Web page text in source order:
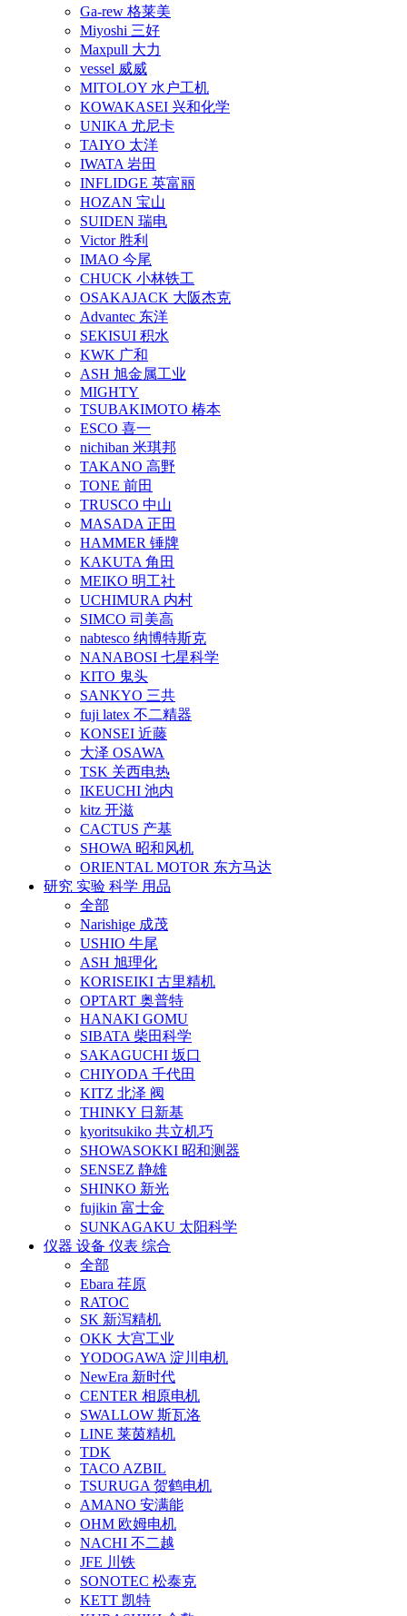
Ga-rew 格莱美
Miyoshi 三好
Maxpull 大力
vessel 威威
MITOLOY 水户工机
KOWAKASEI 兴和化学
UNIKA 尤尼卡
TAIYO 太洋
IWATA 岩田
INFLIDGE 英富丽
HOZAN 宝山
SUIDEN 瑞电
Victor 胜利
IMAO 今尾
CHUCK 小林铁工
OSAKAJACK 大阪杰克
Advantec 东洋
SEKISUI 积水
KWK 广和
ASH 旭金属工业
MIGHTY
TSUBAKIMOTO 椿本
ESCO 喜一
nichiban 米琪邦
TAKANO 高野
TONE 前田
TRUSCO 中山
MASADA 正田
HAMMER 锤牌
KAKUTA 角田
MEIKO 明工社
UCHIMURA 内村
SIMCO 司美高
nabtesco 纳博特斯克
NANABOSI 七星科学
KITO 鬼头
SANKYO 三共
fuji latex 不二精器
KONSEI 近藤
大泽 OSAWA
TSK 关西电热
IKEUCHI 池内
kitz 开滋
CACTUS 产基
SHOWA 昭和风机
ORIENTAL MOTOR 东方马达
研究 实验 科学 用品
全部
Narishige 成茂
USHIO 牛尾
ASH 旭理化
KORISEIKI 古里精机
OPTART 奥普特
HANAKI GOMU
SIBATA 柴田科学
SAKAGUCHI 坂口
CHIYODA 千代田
KITZ 北泽 阀
THINKY 日新基
kyoritsukiko 共立机巧
SHOWASOKKI 昭和测器
SENSEZ 静雄
SHINKO 新光
fujikin 富士金
SUNKAGAKU 太阳科学
仪器 设备 仪表 综合
全部
Ebara 荏原
RATOC
SK 新泻精机
OKK 大宫工业
YODOGAWA 淀川电机
NewEra 新时代
CENTER 相原电机
SWALLOW 斯瓦洛
LINE 莱茵精机
TDK
TACO AZBIL
TSURUGA 贺鹤电机
AMANO 安满能
OHM 欧姆电机
NACHI 不二越
JFE 川铁
SONOTEC 松泰克
KETT 凯特